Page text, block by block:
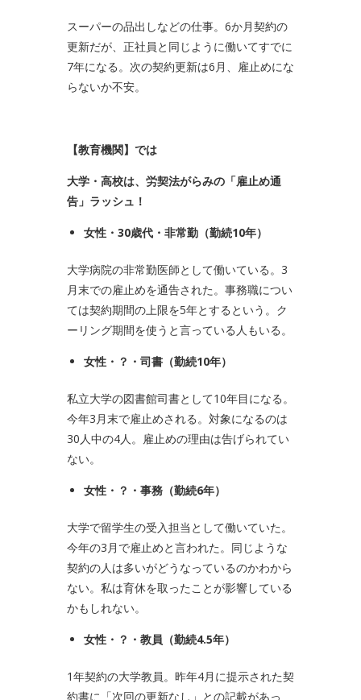
スーパーの品出しなどの仕事。6か月契約の
更新だが、正社員と同じように働いてすでに
7年になる。次の契約更新は6月、雇止めにな
らないか不安。
【教育機関】では
大学・高校は、労契法がらみの「雇止め通
告」ラッシュ！
女性・ 30歳代・非常勤（勤続10年）
大学病院の非常勤医師として働いている。3
月末での雇止めを通告された。事務職につい
ては契約期間の上限を5年とするという。ク
ーリング期間を使うと言っている人もいる。
女性・？・司書（勤続10年）
私立大学の図書館司書として10年目になる。
今年3月末で雇止めされる。対象になるのは
30人中の4人。雇止めの理由は告げられてい
ない。
女性・？・事務（勤続6年）
大学で留学生の受入担当として働いていた。
今年の3月で雇止めと言われた。同じような
契約の人は多いがどうなっているのかわから
ない。私は育休を取ったことが影響している
かもしれない。
女性・？・教員（勤続4.5年）
1年契約の大学教員。昨年4月に提示された契
約書に「次回の更新なし」との記載があっ